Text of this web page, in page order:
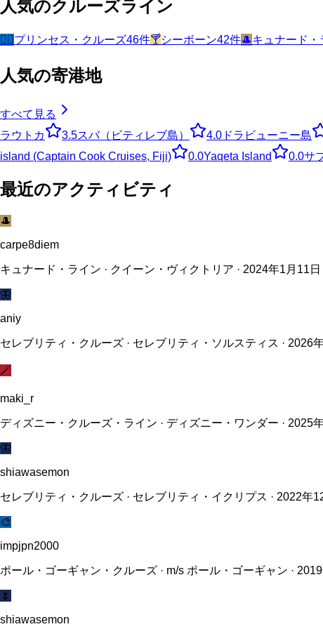
人気のクルーズライン
🧜‍♀️ プリンセス・クルーズ46件🍸シーボーン42件🎩キュナード・
人気の寄港地
すべて見る
ラウトカ
3.5スバ（ビティレブ島） 4.0 ドラビューニー島
island (Captain Cook Cruises, Fiji)
0.0Yaqeta Island 0.0サ
最近のアクティビティ
🎩
carpe8diem
キュナード・ライン · クイーン・ヴィクトリア · 2024年1月11日
🦋
aniy
セレブリティ・クルーズ · セレブリティ・ソルスティス · 2026
🪄
maki_r
ディズニー・クルーズ・ライン · ディズニー・ワンダー · 2025
🦋
shiawasemon
セレブリティ・クルーズ · セレブリティ・イクリプス · 2022年
🎨
impjpn2000
ポール・ゴーギャン・クルーズ · m/s ポール・ゴーギャン ·
🌷
shiawasemon